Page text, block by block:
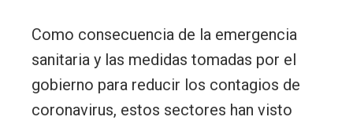
Como consecuencia de la emergencia
sanitaria y las medidas tomadas por el
gobierno para reducir los contagios de
coronavirus, estos sectores han visto